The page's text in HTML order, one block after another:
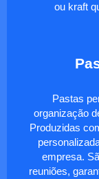
ou kraft
Pastas
organização
Produzidas
empresa.
reuniões,